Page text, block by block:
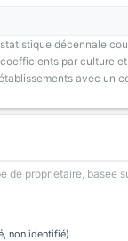
décennale
par culture
avec un
de proprietaire, basee
non identifié)